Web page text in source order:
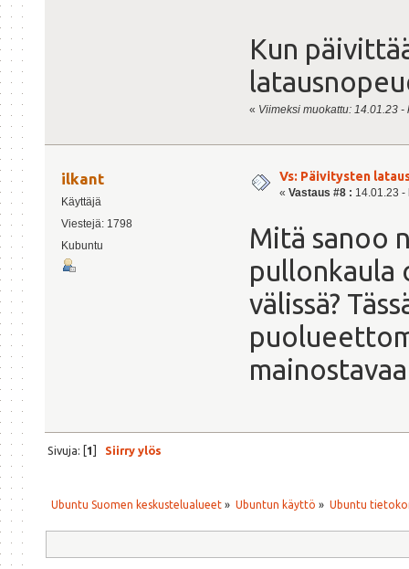
Kun
« Viimeksi muokattu: 14.01.23
ilkant
Käyttäjä
Viestejä: 1798
Kubuntu
Vs: Päivitysten
« Vastaus #8 : 14.01.23 -
Mitä sanoo
pullonkaula
välissä?
Sivuja: [1] Siirry ylös
Ubuntu Suomen keskustelualueet » Ubuntun käyttö » Ubuntu